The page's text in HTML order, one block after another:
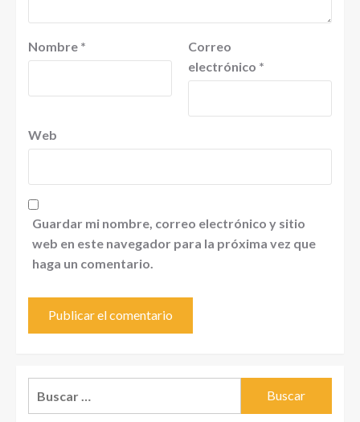
Nombre *
Correo
electrónico *
Web
Guardar mi nombre, correo electrónico y sitio
web en este navegador para la próxima vez que
haga un comentario.